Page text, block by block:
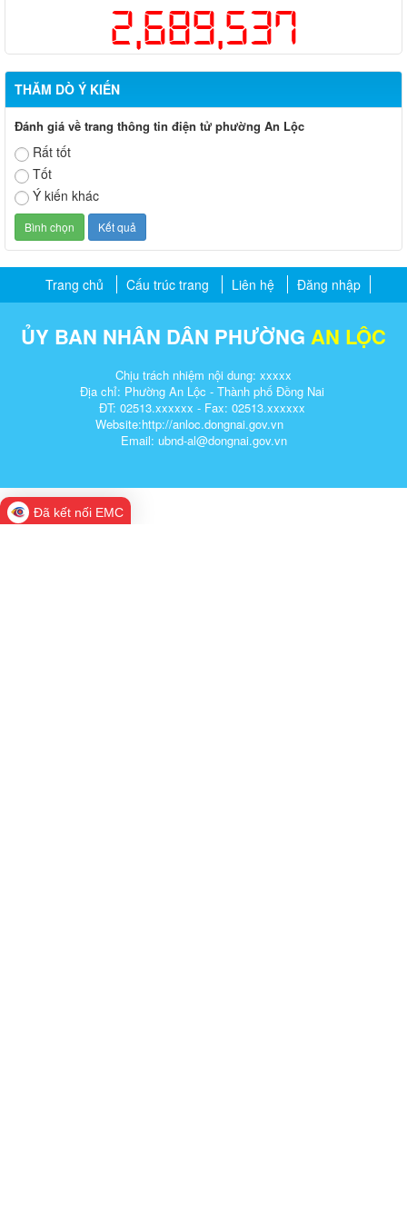
2,689,537
THĂM DÒ Ý KIẾN
Đánh giá về trang thông tin điện tử phường An Lộc
Rất tốt
Tốt
Ý kiến khác
Trang chủ Cấu trúc trang Liên hệ Đăng nhập
ỦY BAN NHÂN DÂN PHƯỜNG AN LỘC
Chịu trách nhiệm nội dung: xxxxx
Địa chỉ: Phường An Lộc - Thành phố Đồng Nai
ĐT: 02513.xxxxxx - Fax: 02513.xxxxxx
Website:http://anloc.dongnai.gov.vn
Email: ubnd-al@dongnai.gov.vn​
Đã kết nối EMC